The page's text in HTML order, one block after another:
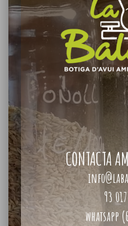
CONTACTA
93
whatsapp